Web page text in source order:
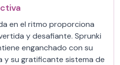
en el ritmo proporciona
y desafiante. Sprunki
enganchado con su
y su gratificante sistema de